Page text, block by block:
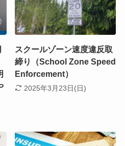
スクールゾーン速度違反取
締り（School Zone Speed
Enforcement）
2025年3月23日(日)